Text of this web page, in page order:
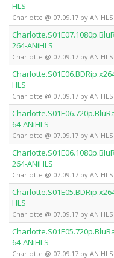
HLS
Charlotte @ 07.09.17 by ANiHLS
264-ANiHLS
Charlotte @ 07.09.17 by ANiHLS
HLS
Charlotte @ 07.09.17 by ANiHLS
64-ANiHLS
Charlotte @ 07.09.17 by ANiHLS
264-ANiHLS
Charlotte @ 07.09.17 by ANiHLS
HLS
Charlotte @ 07.09.17 by ANiHLS
64-ANiHLS
Charlotte @ 07.09.17 by ANiHLS